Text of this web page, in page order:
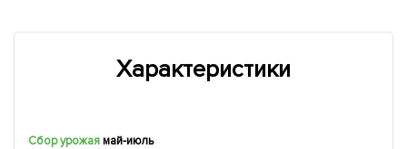
Характеристики
Сбор урожаямай-июль